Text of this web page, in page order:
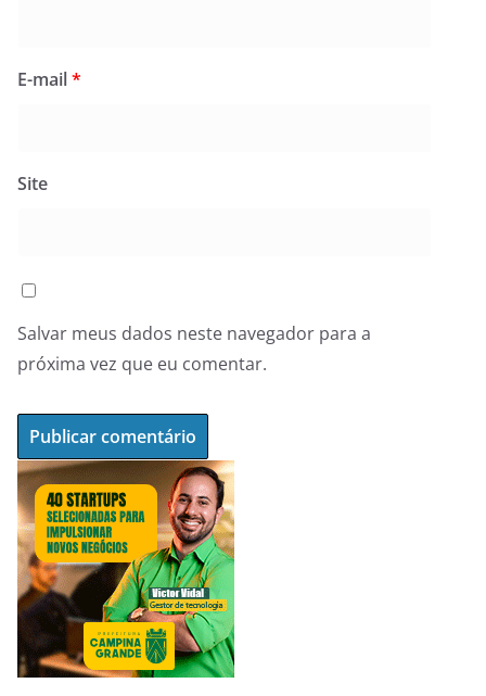
E-mail*
Site
Salvar meus dados neste navegador para a
próxima vez que eu comentar.